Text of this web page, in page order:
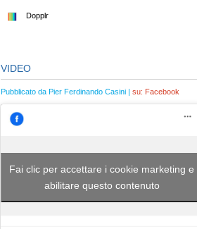
Dopplr
VIDEO
Pubblicato da Pier Ferdinando Casini | su: Facebook
Fai clic per accettare i cookie marketing e
abilitare questo contenuto